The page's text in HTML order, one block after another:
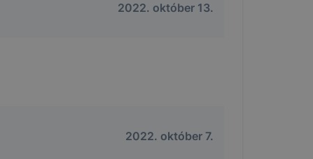
2022. október 13.
2022. október 7.